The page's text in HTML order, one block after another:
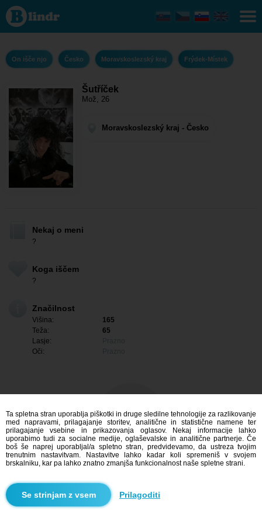
Šutříček - On
išče njo
Moravskoslezský
kraj - Frýdek-
On išče njo Česko Moravskoslezský kraj Frýdek-Místek
Šutříček
Mož, 26
Moravskoslezský kraj - Česko
Nekaj o meni
?
Koga iščem
?
Značilnost
Višina:
165
Teža:
65
Lasje:
Oči:
Me zanima
Iskanje
Ta spletna stran uporablja piškotki in druge sledilne tehnologije za razlikovanje
med napravami, prilagajanje storitev, analitične in statistične namene ter
prilagajanje vsebine in prikazovanja oglasov. Nekaj informacije lahko
uporabimo tudi za socialne medije, oglaševalske in analitične partnerje. Če
boš še naprej uporabljal/a spletno stran, predvidevamo, da ustreza tvojim
trenutnim nastavitvam. Nastavitve lahko kadar koli spremeniš v svojem
brskalniku, kar pa lahko znatno zmanjša funkcionalnost naše spletne strani.
Prilagoditi